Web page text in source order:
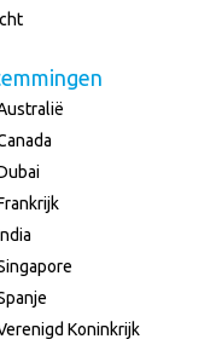
Koninkrijk